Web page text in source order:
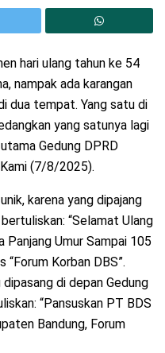
hari ulang tahun ke 54
nampak ada karangan
dua tempat. Yang satu di
yang satunya lagi
Gedung DPRD
(7/8/2025).
karena yang dipajang
“Selamat Ulang
Panjang Umur Sampai 105
“Forum Korban DBS”.
di depan Gedung
“Pansuskan PT BDS
Bandung, Forum